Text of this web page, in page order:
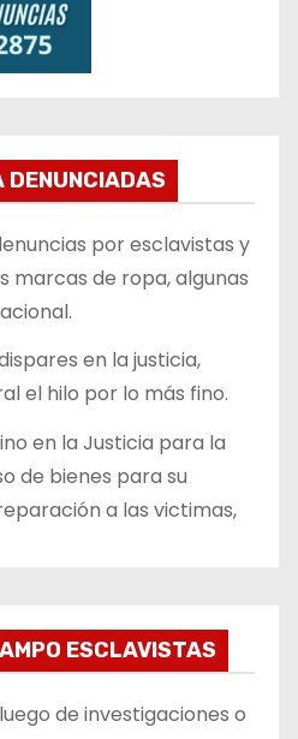
DENUNCIADAS
por esclavistas y
marcas de ropa, algunas
en la justicia,
el hilo por lo más fino.
en la Justicia para la
de bienes para su
a las victimas,
ESCLAVISTAS
de investigaciones o